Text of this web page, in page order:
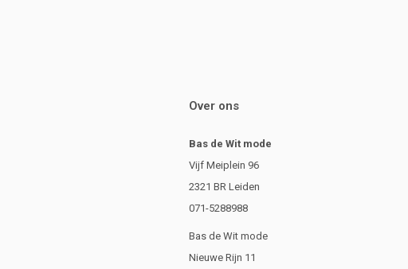
Over ons
Bas de Wit mode
Vijf Meiplein 96
2321 BR Leiden
071-5288988
Bas de Wit mode
Nieuwe Rijn 11